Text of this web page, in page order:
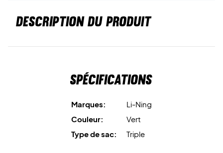
DESCRIPTION DU PRODUIT
Spécifications
Marques:
Li-Ning
Couleur:
Vert
Type de sac:
Triple